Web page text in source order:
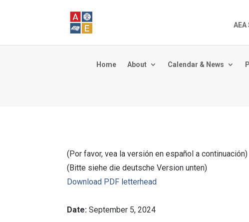
Home About Calendar & News
(Por favor, vea la versión en español a continuación)
(Bitte siehe die deutsche Version unten)
Download PDF letterhead
Date: September 5, 2024